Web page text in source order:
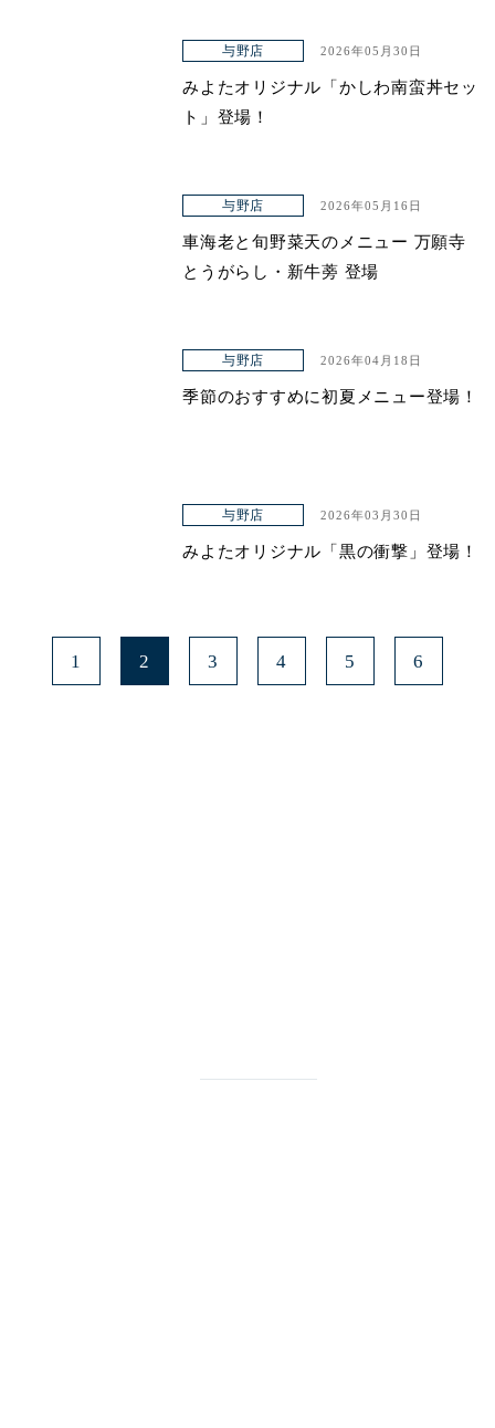
与野店 2026年05月30日
みよたオリジナル「かしわ南蛮丼セッ
ト」登場！
与野店 2026年05月16日
車海老と旬野菜天のメニュー 万願寺
とうがらし・新牛蒡 登場
与野店 2026年04月18日
季節のおすすめに初夏メニュー登場！
与野店 2026年03月30日
みよたオリジナル「黒の衝撃」登場！
1 2 3 4 5 6